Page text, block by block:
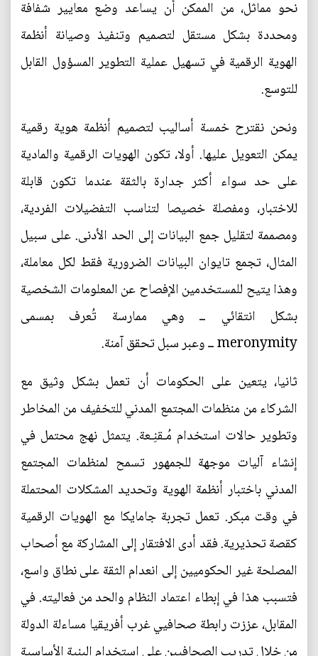
نحو مماثل، من الممكن أن يساعد وضع معايير شفافة
ومحددة بشكل مستقل لتصميم وتنفيذ وصيانة أنظمة
الهوية الرقمية في تسهيل عملية التطوير المسؤول القابل
للتوسع.
ونحن نقترح خمسة أساليب لتصميم أنظمة هوية رقمية
يمكن التعويل عليها. أولا، تكون الهويات الرقمية والمادية
على حد سواء أكثر جدارة بالثقة عندما تكون قابلة
للاختبار، ومفصلة خصيصا لتناسب التفضيلات الفردية،
ومصممة لتقليل جمع البيانات إلى الحد الأدنى. على سبيل
المثال، تجمع تايوان البيانات الضرورية فقط لكل معاملة،
وهذا يتيح للمستخدمين الإفصاح عن المعلومات الشخصية
بشكل انتقائي ــ وهي ممارسة تُعرف بمسمى
meronymity ــ وعبر سبل تحقق آمنة.
ثانيا، يتعين على الحكومات أن تعمل بشكل وثيق مع
الشركاء من منظمات المجتمع المدني للتخفيف من المخاطر
وتطوير حالات استخدام مُـقنِـعة. يتمثل نهج محتمل في
إنشاء آليات موجهة للجمهور تسمح لمنظمات المجتمع
المدني باختبار أنظمة الهوية وتحديد المشكلات المحتملة
في وقت مبكر. تعمل تجربة جامايكا مع الهويات الرقمية
كقصة تحذيرية. فقد أدى الافتقار إلى المشاركة مع أصحاب
المصلحة غير الحكوميين إلى انعدام الثقة على نطاق واسع،
فتسبب هذا في إبطاء اعتماد النظام والحد من فعاليته. في
المقابل، عززت رابطة صحافيي غرب أفريقيا مساءلة الدولة